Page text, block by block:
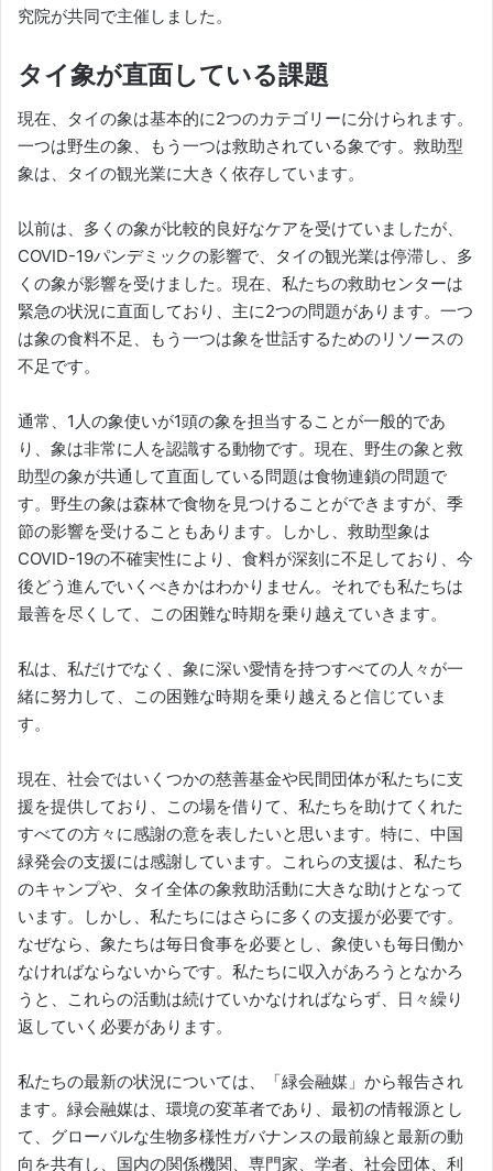
究院が共同で主催しました。
タイ象が直面している課題
現在、タイの象は基本的に2つのカテゴリーに分けられます。
一つは野生の象、もう一つは救助されている象です。救助型
象は、タイの観光業に大きく依存しています。
以前は、多くの象が比較的良好なケアを受けていましたが、
COVID-19パンデミックの影響で、タイの観光業は停滞し、多
くの象が影響を受けました。現在、私たちの救助センターは
緊急の状況に直面しており、主に2つの問題があります。一つ
は象の食料不足、もう一つは象を世話するためのリソースの
不足です。
通常、1人の象使いが1頭の象を担当することが一般的であ
り、象は非常に人を認識する動物です。現在、野生の象と救
助型の象が共通して直面している問題は食物連鎖の問題で
す。野生の象は森林で食物を見つけることができますが、季
節の影響を受けることもあります。しかし、救助型象は
COVID-19の不確実性により、食料が深刻に不足しており、今
後どう進んでいくべきかはわかりません。それでも私たちは
最善を尽くして、この困難な時期を乗り越えていきます。
私は、私だけでなく、象に深い愛情を持つすべての人々が一
緒に努力して、この困難な時期を乗り越えると信じていま
す。
現在、社会ではいくつかの慈善基金や民間団体が私たちに支
援を提供しており、この場を借りて、私たちを助けてくれた
すべての方々に感謝の意を表したいと思います。特に、中国
緑発会の支援には感謝しています。これらの支援は、私たち
のキャンプや、タイ全体の象救助活動に大きな助けとなって
います。しかし、私たちにはさらに多くの支援が必要です。
なぜなら、象たちは毎日食事を必要とし、象使いも毎日働か
なければならないからです。私たちに収入があろうとなかろ
うと、これらの活動は続けていかなければならず、日々繰り
返していく必要があります。
私たちの最新の状況については、「緑会融媒」から報告され
ます。緑会融媒は、環境の変革者であり、最初の情報源とし
て、グローバルな生物多様性ガバナンスの最前線と最新の動
向を共有し、国内の関係機関、専門家、学者、社会団体、利